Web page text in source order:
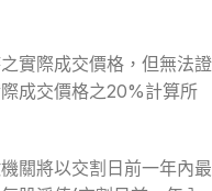
實際成交價格，但無法證
成交價格之20%計算所
關將以交割日前一年內最